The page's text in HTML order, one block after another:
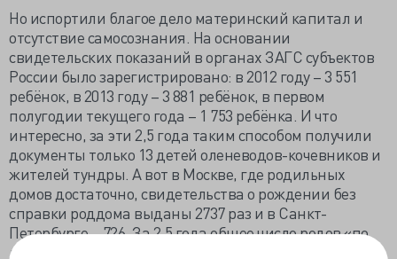
Но испортили благое дело материнский капитал и
отсутствие самосознания. На основании
свидетельских показаний в органах ЗАГС субъектов
России было зарегистрировано: в 2012 году – 3 551
ребёнок, в 2013 году – 3 881 ребёнок, в первом
полугодии текущего года – 1 753 ребёнка. И что
интересно, за эти 2,5 года таким способом получили
документы только 13 детей оленеводов-кочевников и
жителей тундры. А вот в Москве, где родильных
домов достаточно, свидетельства о рождении без
справки роддома выданы 2737 раз и в Санкт-
Петербурге – 726. За 2,5 года общее число родов «по
дикому» достигло 9 тысяч и не имеет тенденции, хотя